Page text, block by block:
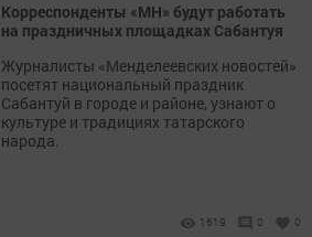
Корреспонденты «МН» будут работать
на праздничных площадках Сабантуя
Журналисты «Менделеевских новостей»
посетят национальный праздник
Сабантуй в городе и районе, узнают о
культуре и традициях татарского
народа.
1619 0 0